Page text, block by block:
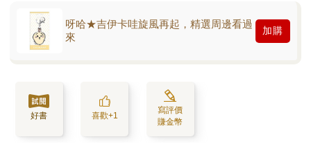
呀哈★吉伊卡哇旋風再起，精選周邊看過
來
加購
好書 喜歡+1
寫評價
賺金幣